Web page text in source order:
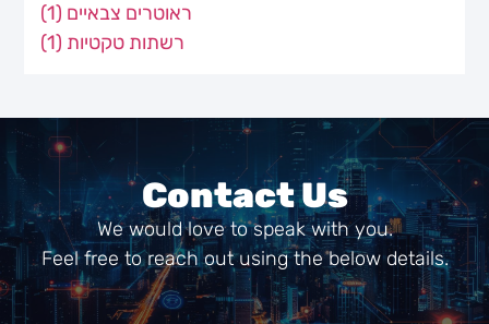
ראוטרים צבאיים (1)
רשתות טקטיות (1)
Contact Us
We would love to speak with you.
Feel free to reach out using the below details.